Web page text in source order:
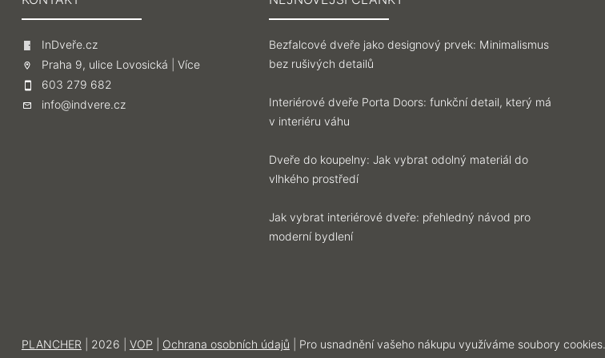
InDveře.cz
Praha 9, ulice Lovosická | Více
603 279 682
info@indvere.cz
Bezfalcové dveře jako designový prvek: Minimalismus
bez rušivých detailů
Interiérové dveře Porta Doors: funkční detail, který má
v interiéru váhu
Dveře do koupelny: Jak vybrat odolný materiál do
vlhkého prostředí
Jak vybrat interiérové dveře: přehledný návod pro
moderní bydlení
PLANCHER | 2026 | VOP Ochrana osobních údajů | Pro usnadnění vašeho nákupu využíváme soubory cookies.